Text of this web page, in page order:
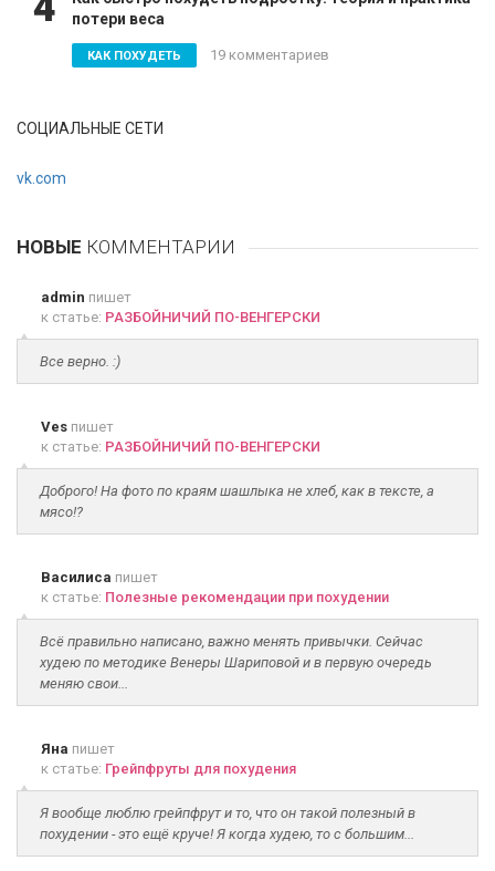
потери веса
КАК ПОХУДЕТЬ 19 комментариев
СОЦИАЛЬНЫЕ СЕТИ
vk.com
НОВЫЕ КОММЕНТАРИИ
admin пишет
к статье: РАЗБОЙНИЧИЙ ПО-ВЕНГЕРСКИ
Все верно. :)
Ves пишет
к статье: РАЗБОЙНИЧИЙ ПО-ВЕНГЕРСКИ
Доброго! На фото по краям шашлыка не хлеб, как в тексте, а
мясо!?
Василиса пишет
к статье: Полезные рекомендации при похудении
Всё правильно написано, важно менять привычки. Сейчас
худею по методике Венеры Шариповой и в первую очередь
меняю свои...
Яна пишет
к статье: Грейпфруты для похудения
Я вообще люблю грейпфрут и то, что он такой полезный в
похудении - это ещё круче! Я когда худею, то с большим...